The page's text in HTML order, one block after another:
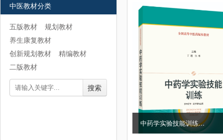
中医教材分类
五版教材
规划教材
养生康复教材
创新规划教材
精编教材
二版教材
搜索
中医药信息检索与利用...